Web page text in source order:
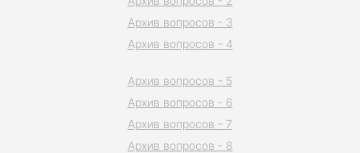
Архив вопросов - 3
Архив вопросов - 4
Архив вопросов - 5
Архив вопросов - 6
Архив вопросов - 7
Архив вопросов - 8